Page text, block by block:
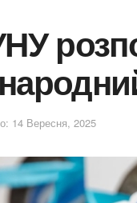
14 Вересня, 2025